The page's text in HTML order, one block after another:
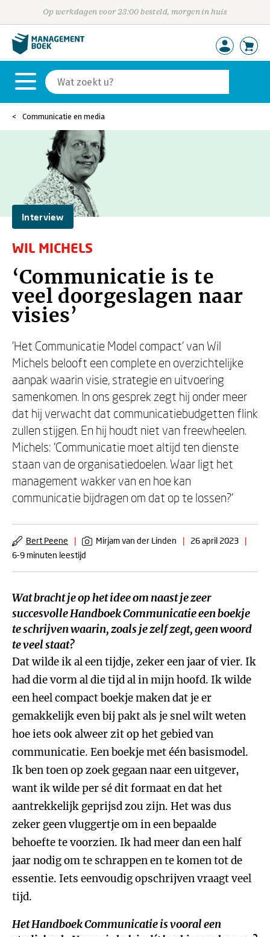
Op werkdagen voor 23:00 besteld, morgen in huis
Communicatie en media
Interview
WIL MICHELS
‘Communicatie is te
veel doorgeslagen naar
visies’
'Het Communicatie Model compact' van Wil
Michels belooft een complete en overzichtelijke
aanpak waarin visie, strategie en uitvoering
samenkomen. In ons gesprek zegt hij onder meer
dat hij verwacht dat communicatiebudgetten flink
zullen stijgen. En hij houdt niet van freewheelen.
Michels: ‘Communicatie moet altijd ten dienste
staan van de organisatiedoelen. Waar ligt het
management wakker van en hoe kan
communicatie bijdragen om dat op te lossen?’
Bert Peene | Mirjam van der Linden | 26 april 2023
|
6-9 minuten leestijd
Wat bracht je op het idee om naast je zeer
succesvolleHandboek Communicatieeen boekje
te schrijven waarin, zoals je zelf zegt, geen woord
te veel staat?
Dat wilde ik al een tijdje, zeker een jaar of vier. Ik
had die vorm al die tijd al in mijn hoofd. Ik wilde
een heel compact boekje maken dat je er
gemakkelijk even bij pakt als je snel wilt weten
hoe iets ook alweer zit op het gebied van
communicatie. Een boekje met één basismodel.
Ik ben toen op zoek gegaan naar een uitgever,
want ik wilde per sé dit formaat en dat het
aantrekkelijk geprijsd zou zijn. Het was dus
zeker geen vluggertje om in een bepaalde
behoefte te voorzien. Ik had meer dan een half
jaar nodig om te schrappen en te komen tot de
essentie. Iets eenvoudig opschrijven vraagt veel
tijd.
HetHandboek Communicatieis vooral een